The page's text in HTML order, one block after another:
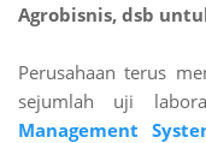
Agrobisnis, dsb
Perusahaan terus
sejumlah uji
Management